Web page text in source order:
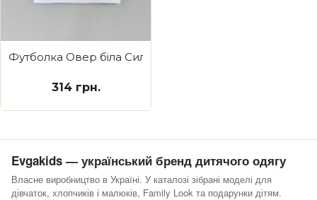
Футболка Овер біла Сильна бо вільна
314 грн.
Evgakids — український бренд дитячого одягу
Власне виробництво в Україні. У каталозі зібрані моделі для
дівчаток, хлопчиків і малюків, Family Look та подарунки дітям.